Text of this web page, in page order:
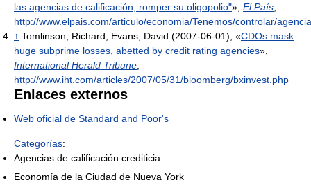
las agencias de calificación, romper su oligopolio"», El País
http://www.elpais.com/articulo/economia/Tenemos/controlar/
↑ Tomlinson, Richard; Evans, David (2007-06-01), «CDOs mask
huge subprime losses, abetted by credit rating agencies»,
International Herald Tribune
http://www.iht.com/articles/2007/05/31/bloomberg/bxinvest.php
Enlaces externos
Web oficial de Standard and Poor's
Categorías:
Agencias de calificación crediticia
Economía de la Ciudad de Nueva York